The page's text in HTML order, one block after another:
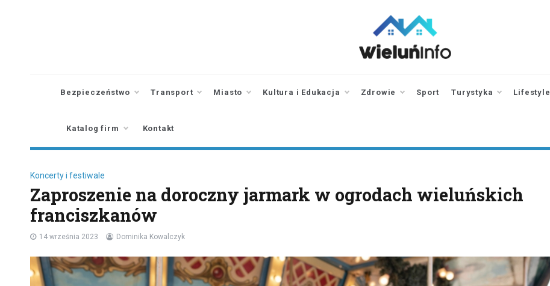
okolic
Bezpieczeństwo Transport Miasto Kultura i Edukacja Zdrowie Sport Turystyka Lifestyle
Katalog firm Kontakt
Koncerty i festiwale
Zaproszenie na doroczny jarmark w ogrodach wieluńskich
franciszkanów
14 września 2023 Dominika Kowalczyk